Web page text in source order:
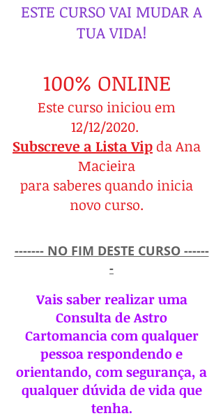
ESTE CURSO VAI MUDAR A
TUA VIDA!
100% ONLINE
Este curso iniciou em
12/12/2020.
Subscreve a Lista Vip da Ana
Macieira
para saberes quando inicia
novo curso.
------- NO FIM DESTE CURSO ------
-
Vais saber realizar uma
Consulta de Astro
Cartomancia com qualquer
pessoa respondendo e
orientando, com segurança, a
qualquer dúvida de vida que
tenha.